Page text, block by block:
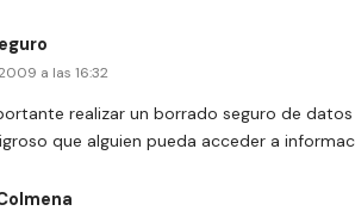
a las 16:32
realizar un borrado seguro de
que alguien pueda acceder a